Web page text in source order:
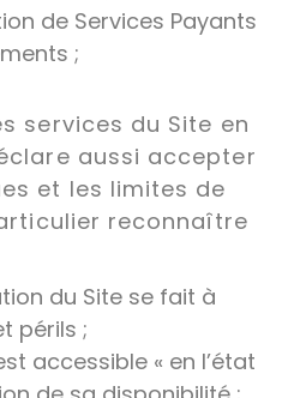
de Services Payants
;
services du Site en
aussi accepter
et les limites de
reconnaître
du Site se fait à
périls ;
accessible « en l’état